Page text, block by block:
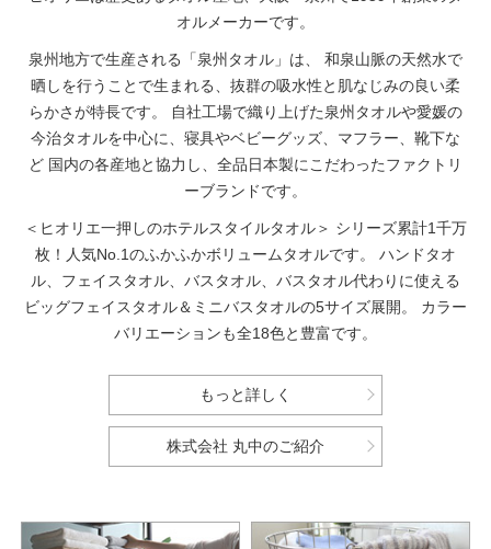
オルメーカーです。
泉州地方で生産される「泉州タオル」は、
和泉山脈の天然水で
晒しを行うことで生まれる、抜群の吸水性と肌なじみの良い柔
らかさが特長です。
自社工場で織り上げた泉州タオルや愛媛の
今治タオルを中心に、寝具やベビーグッズ、マフラー、靴下な
ど 国内の各産地と協力し、全品日本製にこだわったファクトリ
ーブランドです。
＜ヒオリエ一押しのホテルスタイルタオル＞ シリーズ累計1千万
枚！人気No.1のふかふかボリュームタオルです。
ハンドタオ
ル、フェイスタオル、バスタオル、バスタオル代わりに使える
ビッグフェイスタオル＆ミニバスタオルの5サイズ展開。
カラー
バリエーションも全18色と豊富です。
もっと詳しく
株式会社 丸中のご紹介